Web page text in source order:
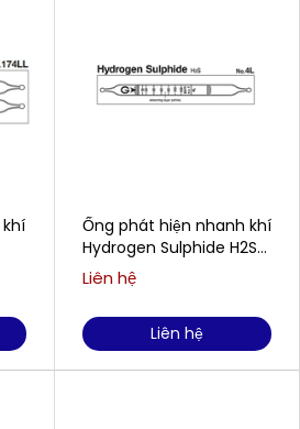
Ống phát hiện nhanh khí
Hydrogen Sulphide H2S
Gastec No.4L
Liên hệ
Liên hệ